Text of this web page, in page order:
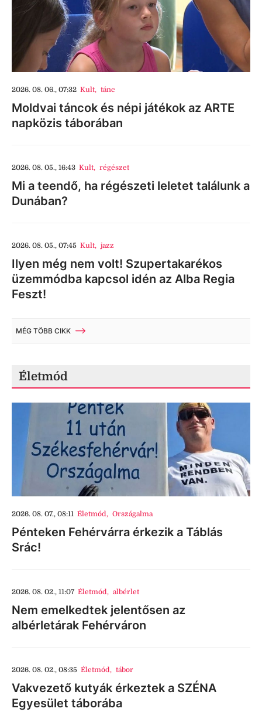
2026. 08. 06., 07:32 Kult, tánc
Moldvai táncok és népi játékok az ARTE
napközis táborában
2026. 08. 05., 16:43 Kult, régészet
Mi a teendő, ha régészeti leletet találunk a
Dunában?
2026. 08. 05., 07:45 Kult, jazz
Ilyen még nem volt! Szupertakarékos
üzemmódba kapcsol idén az Alba Regia
Feszt!
MÉG TÖBB CIKK
Életmód
2026. 08. 07., 08:11 Életmód, Országalma
Pénteken Fehérvárra érkezik a Táblás
Srác!
2026. 08. 02., 11:07 Életmód, albérlet
Nem emelkedtek jelentősen az
albérletárak Fehérváron
2026. 08. 02., 08:35 Életmód, tábor
Vakvezető kutyák érkeztek a SZÉNA
Egyesület táborába